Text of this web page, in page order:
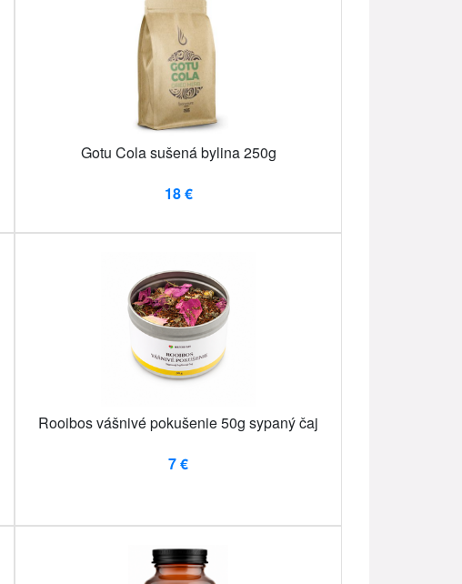
Gotu Cola sušená bylina 250g
18 €
Rooibos vášnivé pokušenie 50g sypaný čaj
7 €